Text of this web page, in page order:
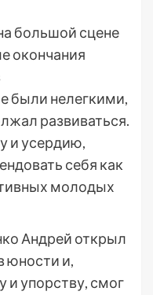
большой сцене
окончания
были нелегкими,
развиваться.
и усердию,
себя как
молодых
Андрей открыл
юности и,
и упорству, смог